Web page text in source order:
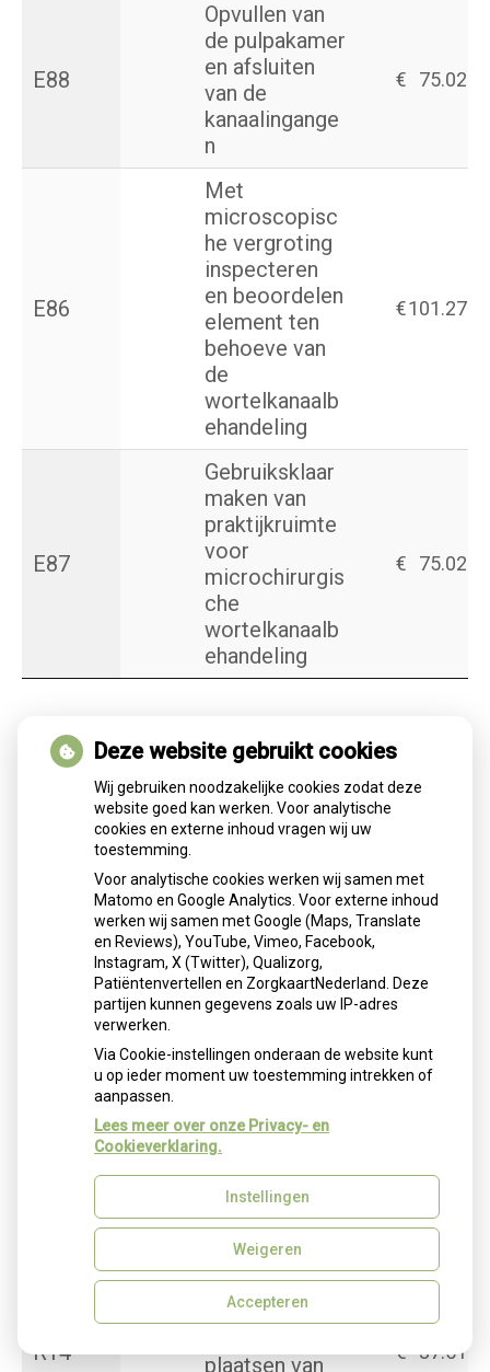
E88
Opvullen van
de pulpakamer
en afsluiten
van de
kanaalingange
n
€ 75.02
E86
Met
microscopisc
he vergroting
inspecteren
en beoordelen
element ten
behoeve van
de
wortelkanaalb
ehandeling
€101.27
E87
Gebruiksklaar
maken van
praktijkruimte
voor
microchirurgis
che
wortelkanaalb
ehandeling
€ 75.02
Kronen en bruggen (R)
M/T* Prestaties Tarief
*
Eénvlaks
inlay
*
Tweevlaks
composiet
inlay
*
composiet
inlay
€225.05
* Eénvlaksinlay
*
Tweevlaksinla
€210.05
Drievlaksinlay
R14
Toeslag voor
extra retentie
plaatsen van
€ 37.51
Deze website gebruikt cookies
Wij gebruiken noodzakelijke cookies zodat deze
website goed kan werken. Voor analytische
cookies en externe inhoud vragen wij uw
toestemming.
Voor analytische cookies werken wij samen met
Matomo en Google Analytics. Voor externe inhoud
werken wij samen met Google (Maps, Translate
en Reviews), YouTube, Vimeo, Facebook,
Instagram, X (Twitter), Qualizorg,
Patiëntenvertellen en ZorgkaartNederland. Deze
partijen kunnen gegevens zoals uw IP-adres
verwerken.
Via Cookie-instellingen onderaan de website kunt
u op ieder moment uw toestemming intrekken of
aanpassen.
Lees meer over onze Privacy- en
Cookieverklaring.
Instellingen
Weigeren
Accepteren